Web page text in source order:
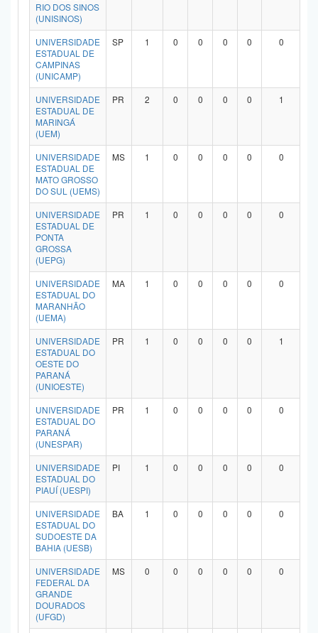
RIO DOS SINOS
(UNISINOS)
UNIVERSIDADE
ESTADUAL DE
CAMPINAS
(UNICAMP)
SP 1 0 0 0 0 0
UNIVERSIDADE
ESTADUAL DE
MARINGÁ
(UEM)
PR 2 0 0 0 0 1
UNIVERSIDADE
ESTADUAL DE
MATO GROSSO
DO SUL (UEMS)
MS 1 0 0 0 0 0
UNIVERSIDADE
ESTADUAL DE
PONTA
GROSSA
(UEPG)
PR 1 0 0 0 0 0
UNIVERSIDADE
ESTADUAL DO
MARANHÃO
(UEMA)
MA 1 0 0 0 0 0
UNIVERSIDADE
ESTADUAL DO
OESTE DO
PARANÁ
(UNIOESTE)
PR 1 0 0 0 0 1
UNIVERSIDADE
ESTADUAL DO
PARANÁ
(UNESPAR)
PR 1 0 0 0 0 0
UNIVERSIDADE
ESTADUAL DO
PIAUÍ (UESPI)
PI 1 0 0 0 0 0
UNIVERSIDADE
ESTADUAL DO
SUDOESTE DA
BAHIA (UESB)
BA 1 0 0 0 0 0
UNIVERSIDADE
FEDERAL DA
GRANDE
DOURADOS
(UFGD)
MS 0 0 0 0 0 0